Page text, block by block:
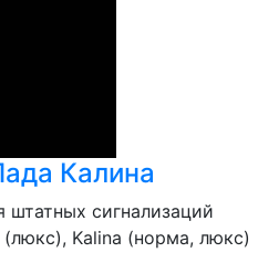
Калина
сигнализаций
Kalina (норма, люкс)